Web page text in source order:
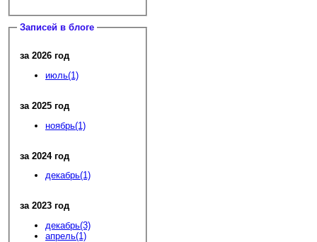
Записей в блоге
за 2026 год
июль(1)
за 2025 год
ноябрь(1)
за 2024 год
декабрь(1)
за 2023 год
декабрь(3)
апрель(1)